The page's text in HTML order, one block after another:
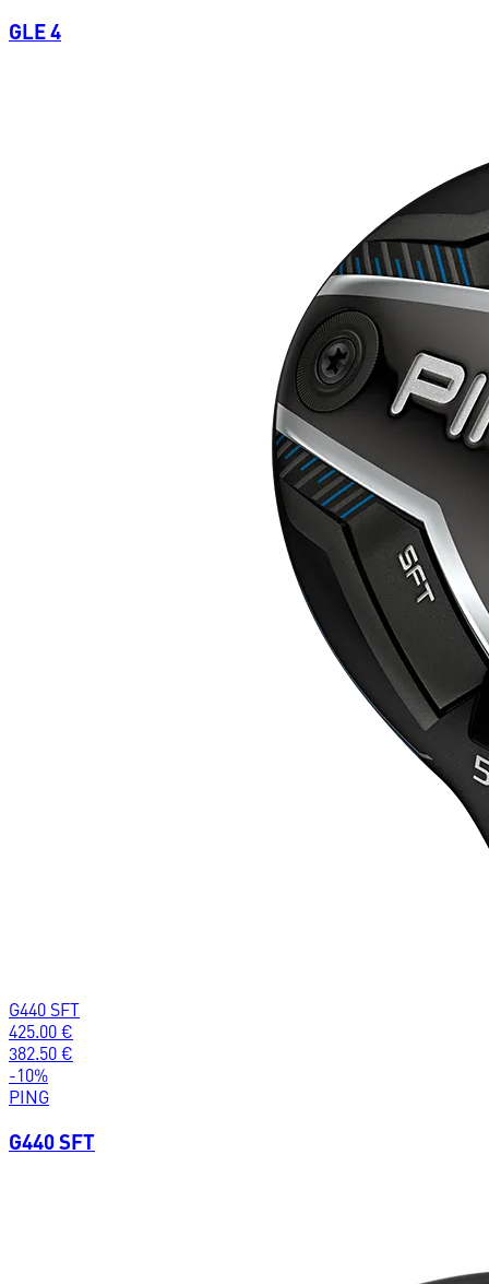
GLE 4
G440 SFT
425.00 €
382.50 €
-10%
PING
G440 SFT